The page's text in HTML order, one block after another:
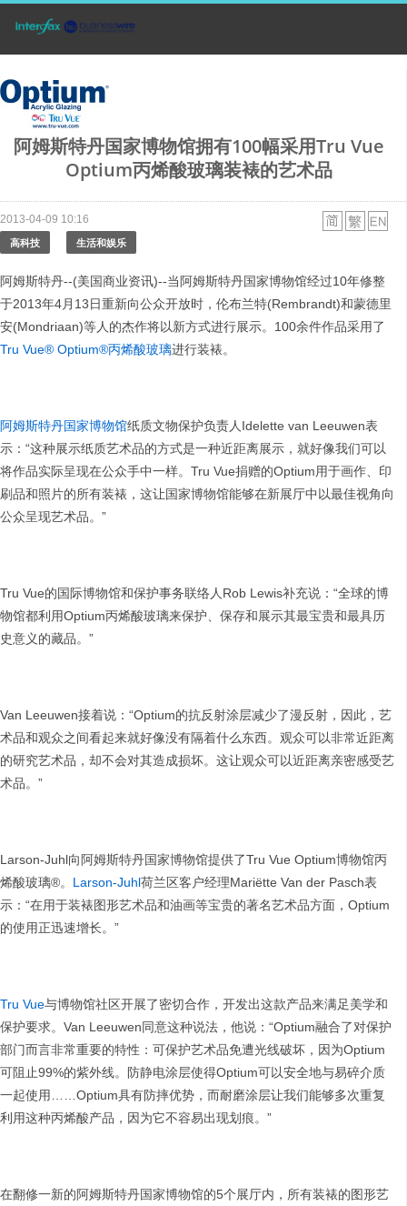
阿姆斯特丹国家博物馆拥有100幅采用Tru Vue
Optium丙烯酸玻璃装裱的艺术品
2013-04-09 10:16
高科技 生活和娱乐
阿姆斯特丹--(美国商业资讯)--当阿姆斯特丹国家博物馆经过10年修整
于2013年4月13日重新向公众开放时，伦布兰特(Rembrandt)和蒙德里
安(Mondriaan)等人的杰作将以新方式进行展示。100余件作品采用了
Tru Vue® Optium®丙烯酸玻璃进行装裱。
阿姆斯特丹国家博物馆纸质文物保护负责人Idelette van Leeuwen表
示：“这种展示纸质艺术品的方式是一种近距离展示，就好像我们可以
将作品实际呈现在公众手中一样。Tru Vue捐赠的Optium用于画作、印
刷品和照片的所有装裱，这让国家博物馆能够在新展厅中以最佳视角向
公众呈现艺术品。”
Tru Vue的国际博物馆和保护事务联络人Rob Lewis补充说：“全球的博
物馆都利用Optium丙烯酸玻璃来保护、保存和展示其最宝贵和最具历
史意义的藏品。”
Van Leeuwen接着说：“Optium的抗反射涂层减少了漫反射，因此，艺
术品和观众之间看起来就好像没有隔着什么东西。观众可以非常近距离
的研究艺术品，却不会对其造成损坏。这让观众可以近距离亲密感受艺
术品。”
Larson-Juhl向阿姆斯特丹国家博物馆提供了Tru Vue Optium博物馆丙
烯酸玻璃®。 Larson-Juhl荷兰区客户经理Mariёtte Van der Pasch表
示：“在用于装裱图形艺术品和油画等宝贵的著名艺术品方面，Optium
的使用正迅速增长。”
Tru Vue与博物馆社区开展了密切合作，开发出这款产品来满足美学和
保护要求。Van Leeuwen同意这种说法，他说：“Optium融合了对保护
部门而言非常重要的特性：可保护艺术品免遭光线破坏，因为Optium
可阻止99%的紫外线。防静电涂层使得Optium可以安全地与易碎介质
一起使用……Optium具有防摔优势，而耐磨涂层让我们能够多次重复
利用这种丙烯酸产品，因为它不容易出现划痕。”
在翻修一新的阿姆斯特丹国家博物馆的5个展厅内，所有装裱的图形艺